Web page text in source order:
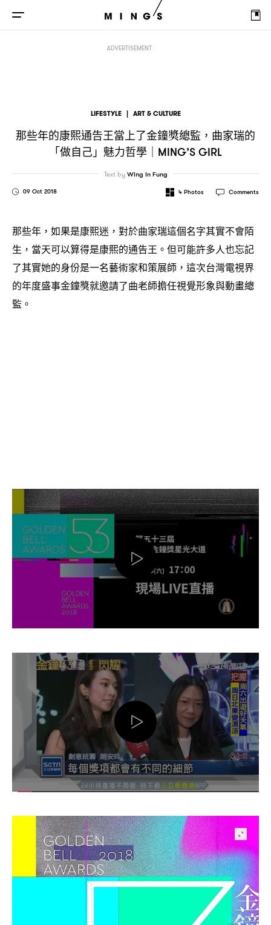
ADVERTISEMENT
LIFESTYLE | ART & CULTURE
那些年的康熙通告王當上了金鐘獎總監 ， 曲家瑞的
「做自己」魅力哲學 ｜MING’S GIRL
09 Oct 2018
Text by Wing In Fung
4 Photos Comments
那些年 ， 如果是康熙迷 ， 對於曲家瑞這個名字其實不會陌
生 ， 當天可以算得是康熙的通告王。但可能許多人也忘記
了其實她的身份是一名藝術家和策展師 ， 這次台灣電視界
的年度盛事金鐘獎就邀請了曲老師擔任視覺形象與動畫總
監。
那些年的康熙通告王當上了金鐘獎總監，曲家瑞的「做自己」魅力哲學 ｜